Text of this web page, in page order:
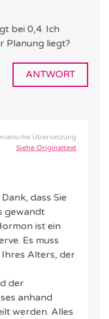
bei 0,4. Ich
Planung liegt?
ANTWORT
Übersetzung
Siehe Originaltext
dass Sie
gewandt
ist ein
Es muss
Ihres Alters, der
der
anhand
werden. Alles